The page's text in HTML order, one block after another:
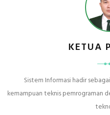
KETUA
Sistem Informasi hadir
kemampuan teknis pemrograman